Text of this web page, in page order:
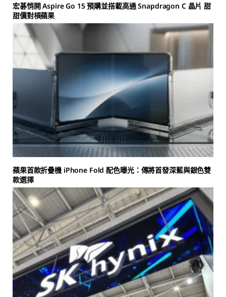
宏碁悄開 Aspire Go 15 預購並搭載高通 Snapdragon C 晶片 甜
甜價對槓蘋果
蘋果首款折疊機 iPhone Fold 配色曝光：傳將首發深藍與銀色雙
款選擇